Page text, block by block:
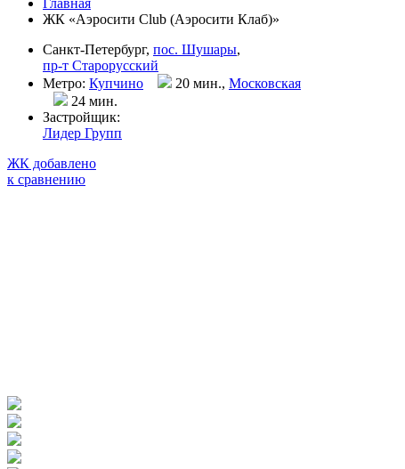
ЖК «Аэросити Club (Аэросити Клаб)»
Санкт-Петербург, пос. Шушары,
пр-т Старорусский
Метро: Купчино 20 мин., Московская
24 мин.
Застройщик:
Лидер Групп
ЖК добавлено
к сравнению